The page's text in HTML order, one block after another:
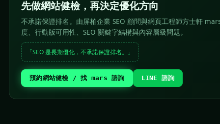
先做網站健檢，再決定優化方向
不承諾保證排名。由屏柏企業 SEO 顧問與網頁工程師方士軒
度、行動版可用性、SEO 關鍵字結構與內容層級問題。
「SEO 是長期優化，不承諾保證排名。」
預約網站健檢 / 找 mars 諮詢 LINE 諮詢